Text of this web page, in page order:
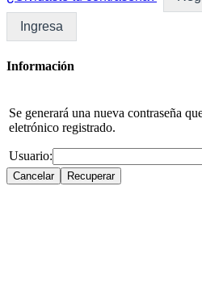
Ingresa
Información
Se generará una nueva contraseña
eletrónico registrado.
Usuario: